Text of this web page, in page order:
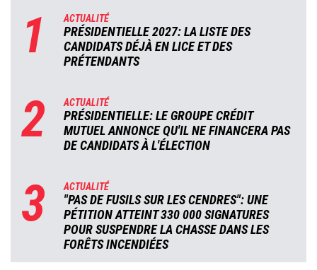
1 ACTUALITÉ
PRÉSIDENTIELLE 2027: LA LISTE DES
CANDIDATS DÉJÀ EN LICE ET DES
PRÉTENDANTS
2 ACTUALITÉ
PRÉSIDENTIELLE: LE GROUPE CRÉDIT
MUTUEL ANNONCE QU'IL NE FINANCERA PAS
DE CANDIDATS À L'ÉLECTION
3 ACTUALITÉ
"PAS DE FUSILS SUR LES CENDRES": UNE
PÉTITION ATTEINT 330 000 SIGNATURES
POUR SUSPENDRE LA CHASSE DANS LES
FORÊTS INCENDIÉES